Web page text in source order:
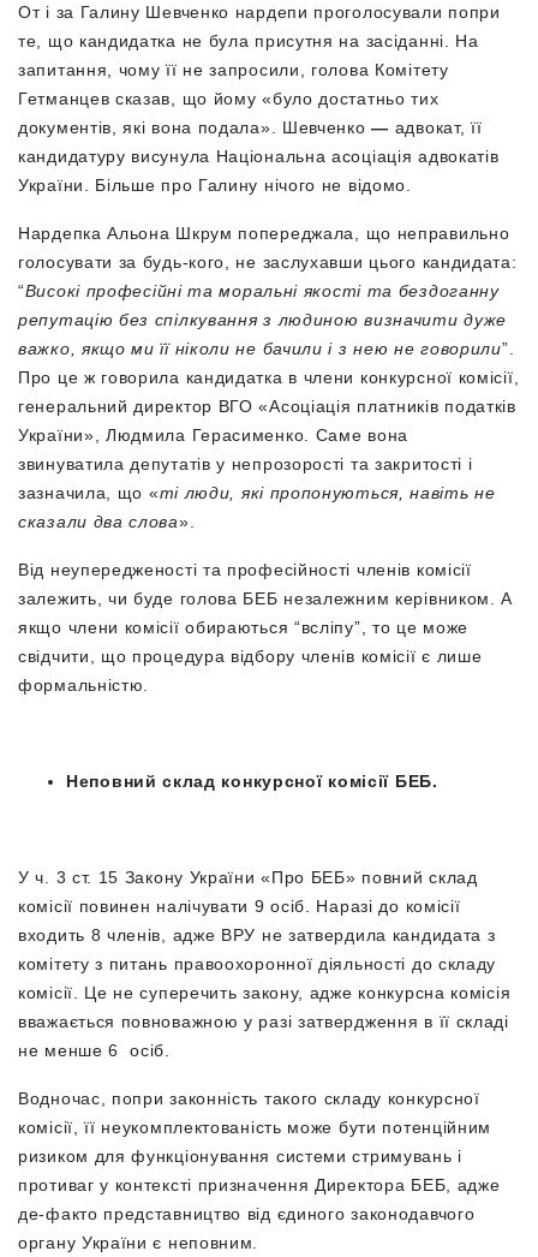
От і за Галину Шевченко нардепи проголосували попри
те, що кандидатка не була присутня на засіданні. На
запитання, чому її не запросили, голова Комітету
Гетманцев сказав, що йому «було достатньо тих
документів, які вона подала». Шевченко — адвокат, її
кандидатуру висунула Національна асоціація адвокатів
України. Більше про Галину нічого не відомо.
Нардепка Альона Шкрум попереджала, що неправильно
голосувати за будь-кого, не заслухавши цього кандидата:
“Високі професійні та моральні якості та бездоганну
репутацію без спілкування з людиною визначити дуже
важко, якщо ми її ніколи не бачили і з нею не говорили”.
Про це ж говорила кандидатка в члени конкурсної комісії,
генеральний директор ВГО «Асоціація платників податків
України», Людмила Герасименко. Саме вона
звинуватила депутатів у непрозорості та закритості і
зазначила, що «ті люди, які пропонуються, навіть не
сказали два слова».
Від неупередженості та професійності членів комісії
залежить, чи буде голова БЕБ незалежним керівником. А
якщо члени комісії обираються “всліпу”, то це може
свідчити, що процедура відбору членів комісії є лише
формальністю.
Неповний склад конкурсної комісії БЕБ.
У ч. 3 ст. 15 Закону України «Про БЕБ» повний склад
комісії повинен налічувати 9 осіб. Наразі до комісії
входить 8 членів, адже ВРУ не затвердила кандидата з
комітету з питань правоохоронної діяльності до складу
комісії. Це не суперечить закону, адже конкурсна комісія
вважається повноважною у разі затвердження в її складі
не менше 6 осіб.
Водночас, попри законність такого складу конкурсної
комісії, її неукомплектованість може бути потенційним
ризиком для функціонування системи стримувань і
противаг у контексті призначення Директора БЕБ, адже
де-факто представництво від єдиного законодавчого
органу України є неповним.